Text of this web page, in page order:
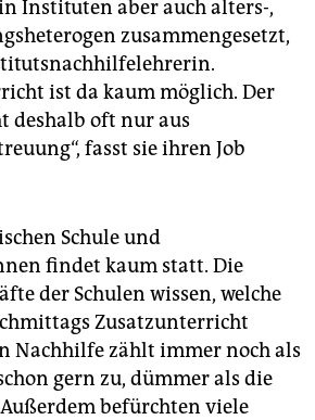
Instituten aber auch alters-,
zusammengesetzt,
ist da kaum möglich. Der
deshalb oft nur aus
fasst sie ihren Job
Schule und
findet kaum statt. Die
der Schulen wissen, welche
Zusatzunterricht
Nachhilfe zählt immer noch als
gern zu, dümmer als die
befürchten viele